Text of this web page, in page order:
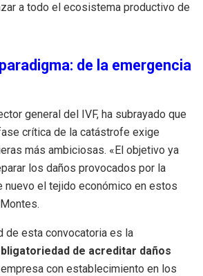
a todo el ecosistema productivo de
de la emergencia
general del IVF, ha subrayado que
crítica de la catástrofe exige
más ambiciosas. «El objetivo ya
los daños provocados por la
nuevo el tejido económico en estos
de esta convocatoria es la
de acreditar daños
empresa con establecimiento en los